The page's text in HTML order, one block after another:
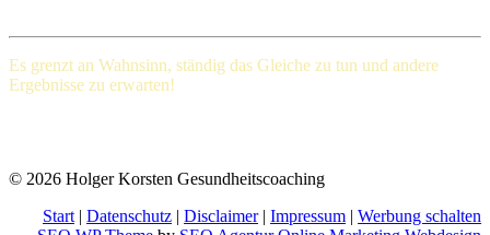
Es grenzt an Wahnsinn, ständig das Gleiche zu tun und andere
Ergebnisse zu erwarten!
© 2026 Holger Korsten Gesundheitscoaching
Start | Datenschutz | Disclaimer| Impressum | Werbung schalten